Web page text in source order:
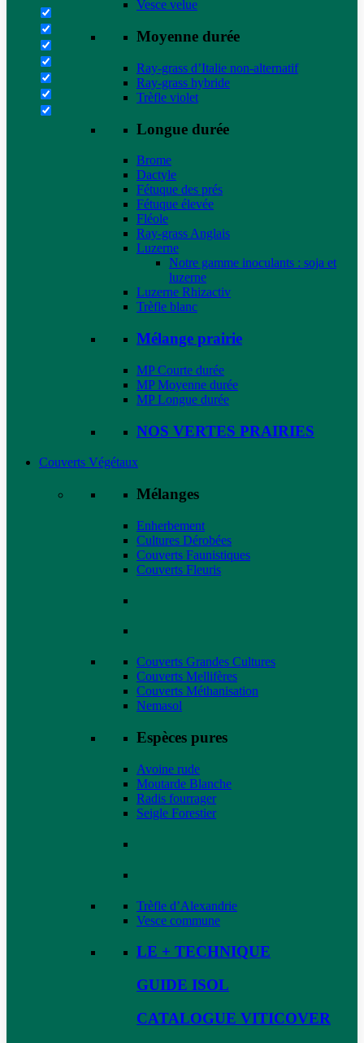
Vesce velue
Moyenne durée
Ray-grass d’Italie non-alternatif
Ray-grass hybride
Trèfle violet
Longue durée
Brome
Dactyle
Fétuque des prés
Fétuque élevée
Fléole
Ray-grass Anglais
Luzerne
Notre gamme inoculants : soja et
luzerne
Luzerne Rhizactiv
Trèfle blanc
Mélange prairie
MP Courte durée
MP Moyenne durée
MP Longue durée
NOS VERTES PRAIRIES
Couverts Végétaux
Mélanges
Enherbement
Cultures Dérobées
Couverts Faunistiques
Couverts Fleuris
Couverts Grandes Cultures
Couverts Mellifères
Couverts Méthanisation
Nemasol
Espèces pures
Avoine rude
Moutarde Blanche
Radis fourrager
Seigle Forestier
Trèfle d’Alexandrie
Vesce commune
LE + TECHNIQUE
GUIDE ISOL
CATALOGUE VITICOVER